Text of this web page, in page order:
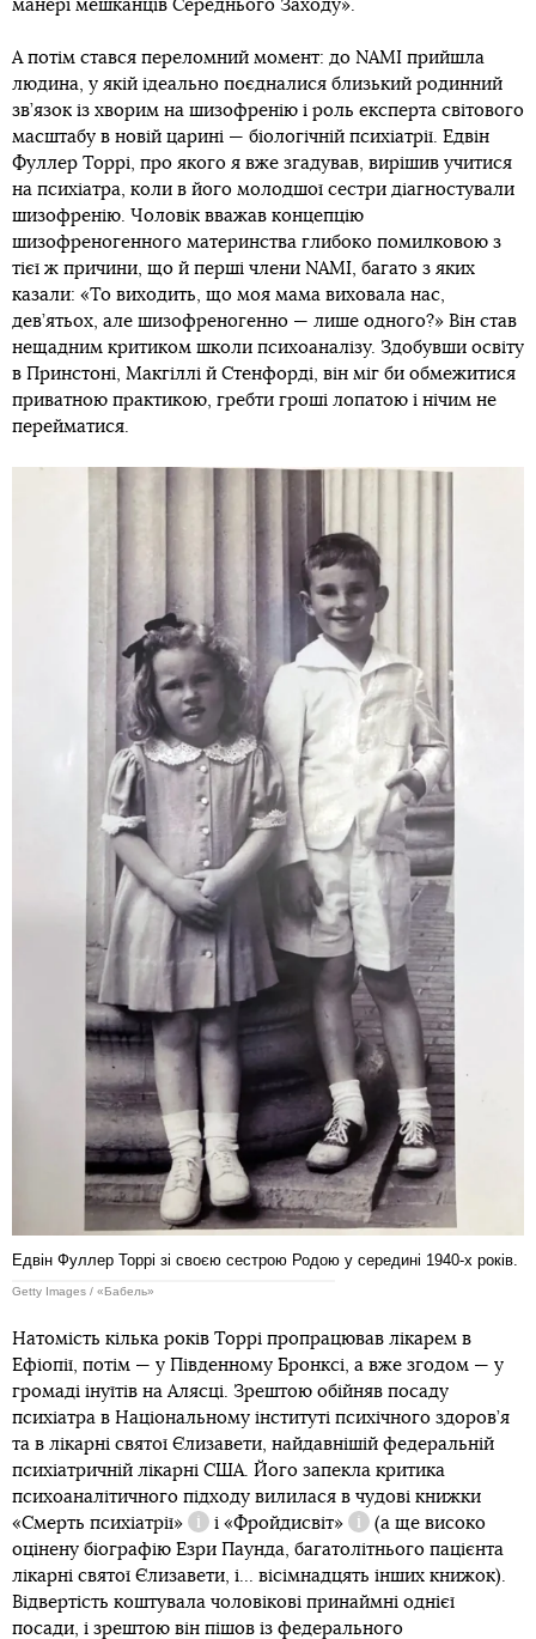
манері мешканців Середнього Заходу».
А потім стався переломний момент: до NAMI прийшла
людина, у якій ідеально поєдналися близький родинний
зв’язок із хворим на шизофренію і роль експерта світового
масштабу в новій царині — біологічній психіатрії. Едвін
Фуллер Торрі, про якого я вже згадував, вирішив учитися
на психіатра, коли в його молодшої сестри діагностували
шизофренію. Чоловік вважав концепцію
шизофреногенного материнства глибоко помилковою з
тієї ж причини, що й перші члени NAMI, багато з яких
казали: «То виходить, що моя мама виховала нас,
дев’ятьох, але шизофреногенно — лише одного?» Він став
нещадним критиком школи психоаналізу. Здобувши освіту
в Принстоні, Макгіллі й Стенфорді, він міг би обмежитися
приватною практикою, гребти гроші лопатою і нічим не
перейматися.
Едвін Фуллер Торрі зі своєю сестрою Родою у середині 1940-х років.
Getty Images / «Бабель»
Натомість кілька років Торрі пропрацював лікарем в
Ефіопії, потім — у Південному Бронксі, а вже згодом — у
громаді інуїтів на Алясці. Зрештою обійняв посаду
психіатра в Національному інституті психічного здоров’я
та в лікарні святої Єлизавети, найдавнішій федеральній
психіатричній лікарні США. Його запекла критика
психоаналітичного підходу вилилася в чудові книжки
«Смерть психіатрії»
Довідка
і «Фройдисвіт»
Довідка
(а ще високо
оцінену біографію Езри Паунда, багатолітнього пацієнта
лікарні святої Єлизавети, і... вісімнадцять інших книжок).
Відвертість коштувала чоловікові принаймні однієї
посади, і зрештою він пішов із федерального